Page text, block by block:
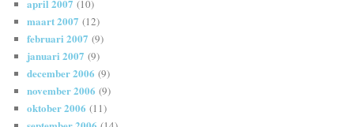
april 2007 (10)
maart 2007 (12)
februari 2007 (9)
januari 2007 (9)
december 2006 (9)
november 2006 (9)
oktober 2006 (11)